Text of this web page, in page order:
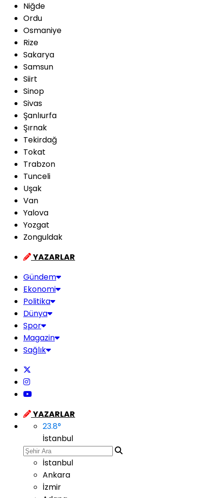
Niğde
Ordu
Osmaniye
Rize
Sakarya
Samsun
Siirt
Sinop
Sivas
Şanlıurfa
Şırnak
Tekirdağ
Tokat
Trabzon
Tunceli
Uşak
Van
Yalova
Yozgat
Zonguldak
YAZARLAR
Gündem
Ekonomi
Politika
Dünya
Spor
Magazin
Sağlık
YAZARLAR
23.8°
İstanbul
İstanbul
Ankara
İzmir